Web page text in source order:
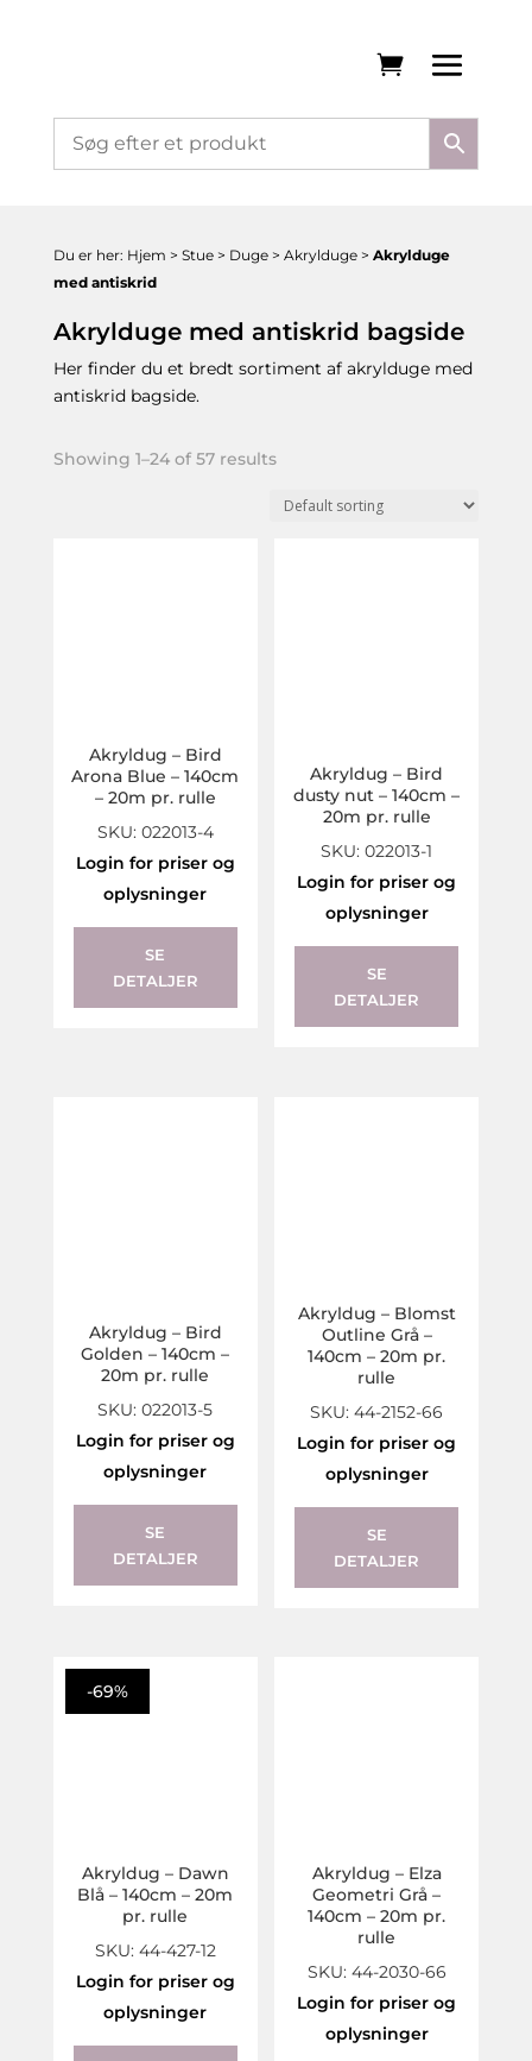
Du er her: Hjem > Stue> Duge> Akrylduge> Akrylduge
med antiskrid
Akrylduge med antiskrid bagside
Her finder du et bredt sortiment af akrylduge med
antiskrid bagside.
Showing 1–24 of 57 results
Akryldug – Bird
Arona Blue – 140cm
– 20m pr. rulle
SKU: 022013-4
Login for priser og
oplysninger
SE
DETALJER
Akryldug – Bird
dusty nut – 140cm –
20m pr. rulle
SKU: 022013-1
Login for priser og
oplysninger
SE
DETALJER
Akryldug – Bird
Golden – 140cm –
20m pr. rulle
SKU: 022013-5
Login for priser og
oplysninger
SE
DETALJER
Akryldug – Blomst
Outline Grå –
140cm – 20m pr.
rulle
SKU: 44-2152-66
Login for priser og
oplysninger
SE
DETALJER
-69%
Akryldug – Dawn
Blå – 140cm – 20m
pr. rulle
SKU: 44-427-12
Login for priser og
oplysninger
Akryldug – Elza
Geometri Grå –
140cm – 20m pr.
rulle
SKU: 44-2030-66
Login for priser og
oplysninger